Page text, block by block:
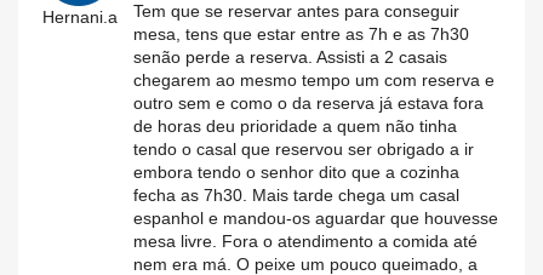
Hernani.a
Tem que se reservar antes para conseguir
mesa, tens que estar entre as 7h e as 7h30
senão perde a reserva. Assisti a 2 casais
chegarem ao mesmo tempo um com reserva e
outro sem e como o da reserva já estava fora
de horas deu prioridade a quem não tinha
tendo o casal que reservou ser obrigado a ir
embora tendo o senhor dito que a cozinha
fecha as 7h30. Mais tarde chega um casal
espanhol e mandou-os aguardar que houvesse
mesa livre. Fora o atendimento a comida até
nem era má. O peixe um pouco queimado, a